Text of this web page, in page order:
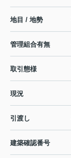
地目 / 地勢
管理組合有無
取引態様
現況
引渡し
建築確認番号